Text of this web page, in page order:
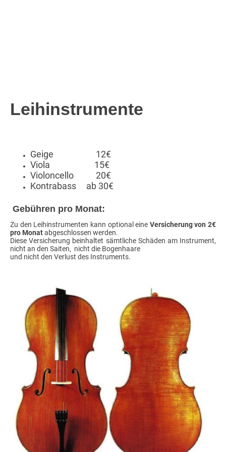
Leihinstrumente
Geige 12€
Viola 15€
Violoncello 20€
Kontrabass ab 30€
Gebühren pro Monat:
Zu den Leihinstrumenten kann optional eine Versicherung von 2€
pro Monatabgeschlossen werden.
Diese Versicherung beinhaltet sämtliche Schäden am Instrument,
nicht an den Saiten, nicht die Bogenhaare
und nicht den Verlust des Instruments.